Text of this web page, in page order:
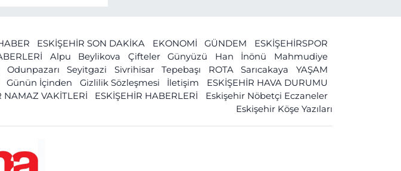
ESKİŞEHİR SON DAKİKA EKONOMİ GÜNDEM
ESKİŞEHİRSPOR
Alpu Beylikova Çifteler Günyüzü Han İnönü
Mahmudiye
Odunpazarı Seyitgazi Sivrihisar Tepebaşı ROTA Sarıcakaya
YAŞAM
Günün İçinden Gizlilik Sözleşmesi İletişim
ESKİŞEHİR HAVA DURUMU
NAMAZ VAKİTLERİ
ESKİŞEHİR HABERLERİ
Eskişehir Nöbetçi Eczaneler
Eskişehir Köşe Yazıları